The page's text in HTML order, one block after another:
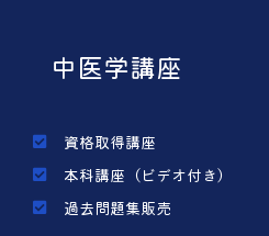
中医学講座
資格取得講座
本科講座（ビデオ付き）
過去問題集販売